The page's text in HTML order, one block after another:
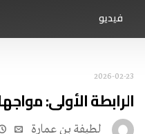
فيديو
2026-02-23
الرابطة الأولى:
لطيفة بن عمارة